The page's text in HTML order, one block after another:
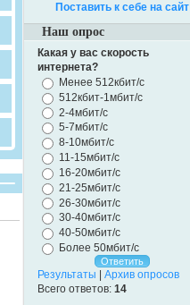
Поставить к себе на сайт
Наш опрос
Какая у вас скорость
интернета?
Менее 512кбит/с
512кбит-1мбит/с
2-4мбит/с
5-7мбит/с
8-10мбит/с
11-15мбит/с
16-20мбит/с
21-25мбит/с
26-30мбит/с
30-40мбит/с
40-50мбит/с
Более 50мбит/с
Результаты
Архив опросов
Всего ответов: 14